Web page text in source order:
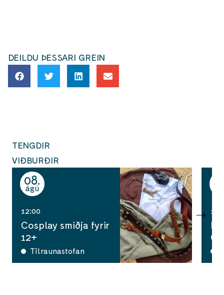
DEILDU ÞESSARI GREIN
TENGDIR
VIÐBURÐIR
08
ágú
12:00
Cosplay smiðja fyrir
12+
Tilraunastofan